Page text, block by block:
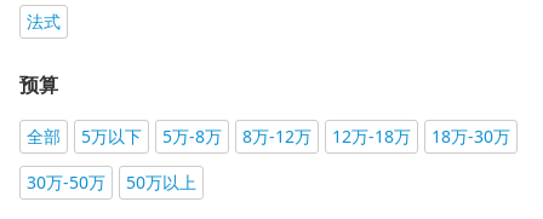
法式
预算
全部 5万以下 5万-8万 8万-12万 12万-18万
18万-30万
30万-50万
50万以上